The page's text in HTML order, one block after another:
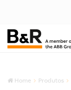
Home Produtos